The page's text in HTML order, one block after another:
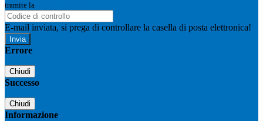
tramite la
E-mail inviata, si prega di controllare la casella di posta elettronica!
Errore
Chiudi
Successo
Chiudi
Informazione